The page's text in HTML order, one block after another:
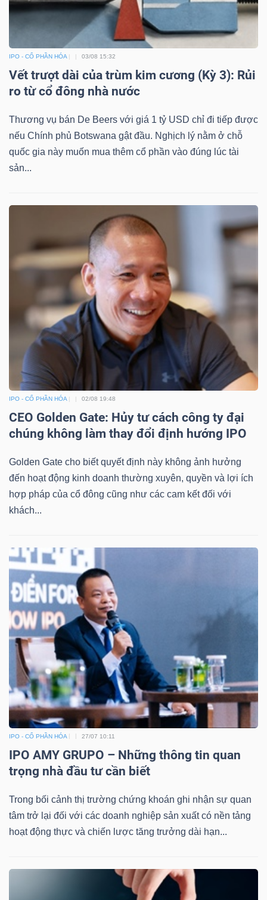
IPO - CỔ PHẦN HÓA 03/08 15:32
Vết trượt dài của trùm kim cương (Kỳ 3): Rủi
ro từ cổ đông nhà nước
Thương vụ bán De Beers với giá 1 tỷ USD chỉ đi tiếp được
nếu Chính phủ Botswana gật đầu. Nghịch lý nằm ở chỗ
quốc gia này muốn mua thêm cổ phần vào đúng lúc tài
sản...
IPO - CỔ PHẦN HÓA 02/08 19:48
CEO Golden Gate: Hủy tư cách công ty đại
chúng không làm thay đổi định hướng IPO
Golden Gate cho biết quyết định này không ảnh hưởng
đến hoạt động kinh doanh thường xuyên, quyền và lợi ích
hợp pháp của cổ đông cũng như các cam kết đối với
khách...
IPO - CỔ PHẦN HÓA 27/07 10:11
IPO AMY GRUPO – Những thông tin quan
trọng nhà đầu tư cần biết
Trong bối cảnh thị trường chứng khoán ghi nhận sự quan
tâm trở lại đối với các doanh nghiệp sản xuất có nền tảng
hoạt động thực và chiến lược tăng trưởng dài hạn...